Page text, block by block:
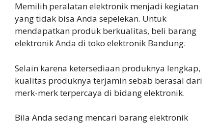
Memilih peralatan elektronik menjadi kegiatan
yang tidak bisa Anda sepelekan. Untuk
mendapatkan produk berkualitas, beli barang
elektronik Anda di toko elektronik Bandung.
Selain karena ketersediaan produknya lengkap,
kualitas produknya terjamin sebab berasal dari
merk-merk terpercaya di bidang elektronik.
Bila Anda sedang mencari barang elektronik